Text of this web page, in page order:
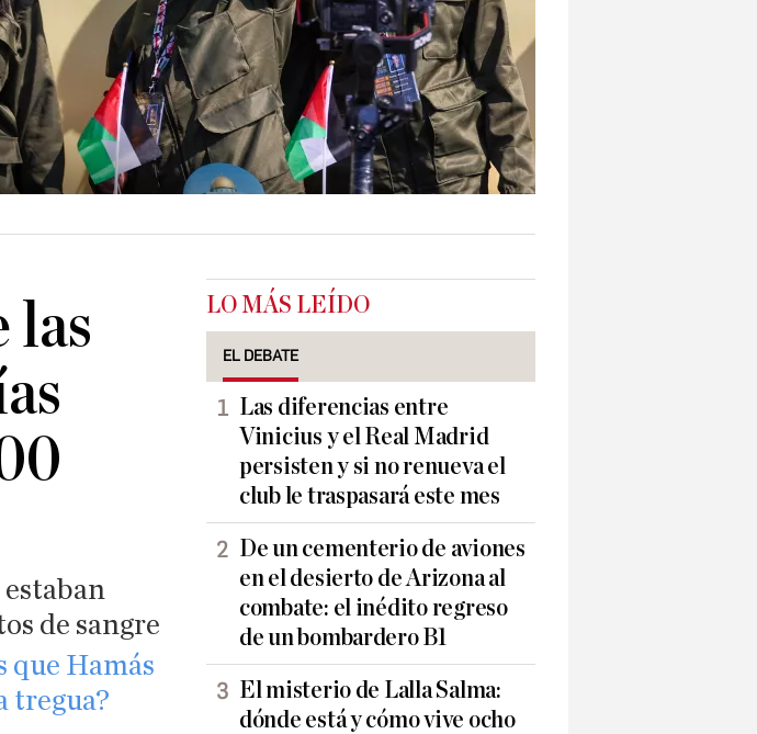
las
de sangre
que Hamás
tregua?
LO MÁS LEÍDO
EL DEBATE
Las diferencias entre
Vinicius y el Real Madrid
persisten y si no renueva el
club le traspasará este mes
De un cementerio de aviones
en el desierto de Arizona al
combate: el inédito regreso
de un bombardero B1
El misterio de Lalla Salma:
dónde está y cómo vive ocho